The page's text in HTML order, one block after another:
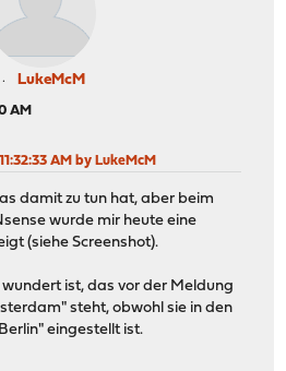
LukeMcM
AM
AM by LukeMcM
damit zu tun hat, aber beim
wurde mir heute eine
(siehe Screenshot).
ist, das vor der Meldung
steht, obwohl sie in den
eingestellt ist.